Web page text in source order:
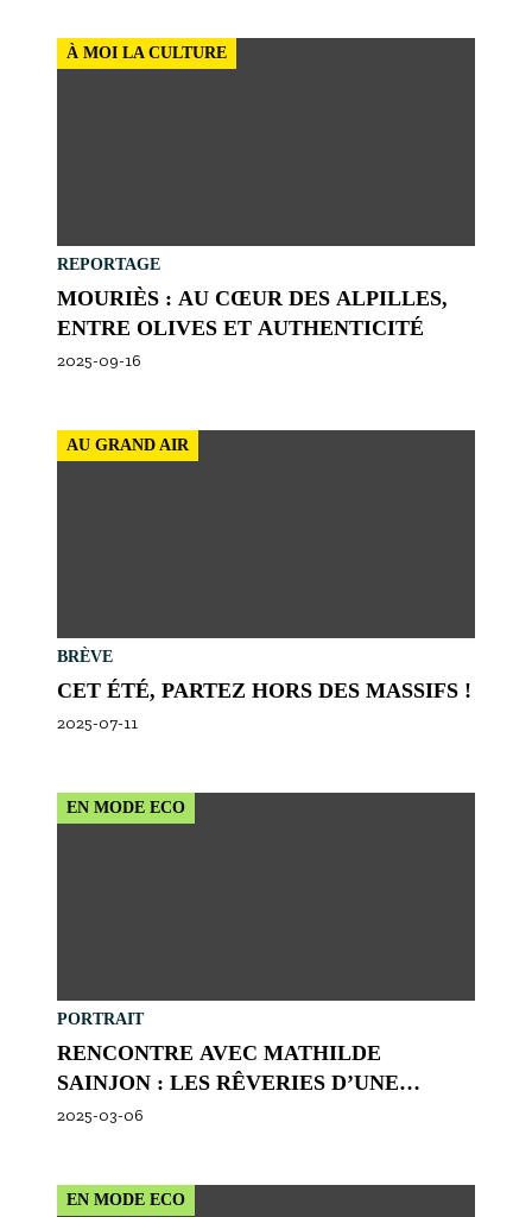
À MOI LA CULTURE
REPORTAGE
MOURIÈS : AU CŒUR DES ALPILLES,
ENTRE OLIVES ET AUTHENTICITÉ
2025-09-16
AU GRAND AIR
BRÈVE
CET ÉTÉ, PARTEZ HORS DES MASSIFS !
2025-07-11
EN MODE ECO
PORTRAIT
RENCONTRE AVEC MATHILDE
SAINJON : LES RÊVERIES D’UNE
BERGÈRE PHILOSOPHE
2025-03-06
EN MODE ECO